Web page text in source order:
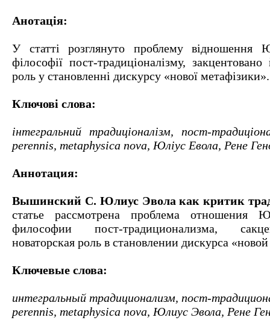
Анотація:
У статті розглянуто проблему відношення
філософії пост-традиціоналізму, закцентовано
роль у становленні дискурсу «нової метафізики».
Ключові слова:
інтегральний традиціоналізм, пост-
perennis, metaphysica nova, Юліус Евола, Рене
Аннотация:
Вышинский С. Юлиус Эвола как критик
статье рассмотрена проблема отношения
философии пост-традиционализма,
новаторская роль в становлении дискурса
Ключевые слова:
интегральный традиционализм, пост-
perennis, metaphysica nova, Юлиус Эвола, Рене